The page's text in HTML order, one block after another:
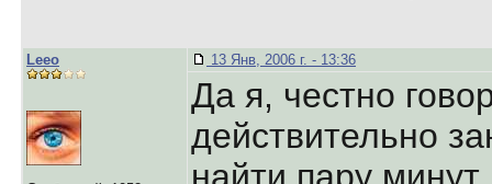
Leeo 13 Янв, 2006 г. - 13:36
Да я, честно
действительно